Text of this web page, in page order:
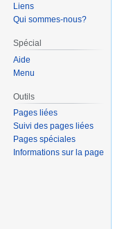
Liens
Qui sommes-nous?
Spécial
Aide
Menu
Outils
Pages liées
Suivi des pages liées
Pages spéciales
Informations sur la page